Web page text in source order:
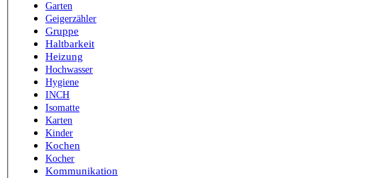
Garten
Geigerzähler
Gruppe
Haltbarkeit
Heizung
Hochwasser
Hygiene
INCH
Isomatte
Karten
Kinder
Kochen
Kocher
Kommunikation